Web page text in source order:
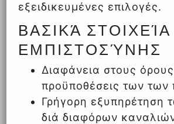
εξειδικευμένες επιλογές.
ΒΑΣΙΚΆ ΣΤΟΙΧΕΊΑ
ΕΜΠΙΣΤΟΣΎΝΗΣ
Διαφάνεια στους
προϋποθέσεις των
Γρήγορη εξυπηρέτηση
διά διαφόρων